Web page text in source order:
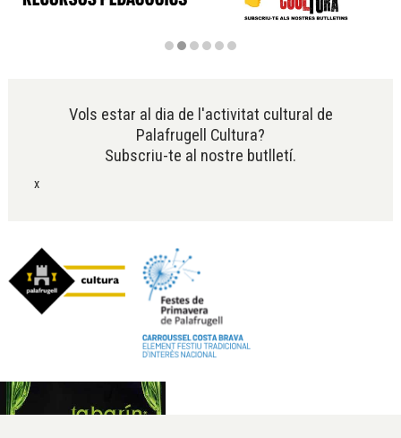
Vols estar al dia de l'activitat cultural de
Palafrugell Cultura?
Subscriu-te al nostre butlletí.
x